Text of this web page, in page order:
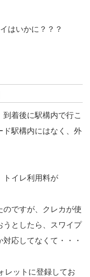
はいかに？？？
着後に駅構内で行こ
ド駅構内にはなく、外
トイレ利用料が
ですが、クレカが使
うとしたら、スワイプ
応してなくて・・・
レットに登録してお